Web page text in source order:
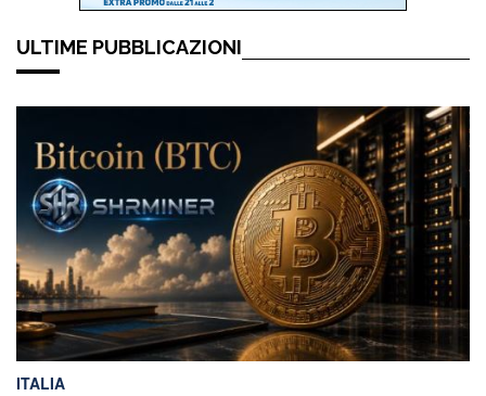
ULTIME PUBBLICAZIONI
ITALIA